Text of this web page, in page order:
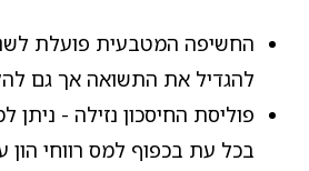
החשיפה המטבעית פועלת לשני
להגדיל את התשואה אך גם
פוליסת החיסכון נזילה -
בכל עת בכפוף למס רווחי הון